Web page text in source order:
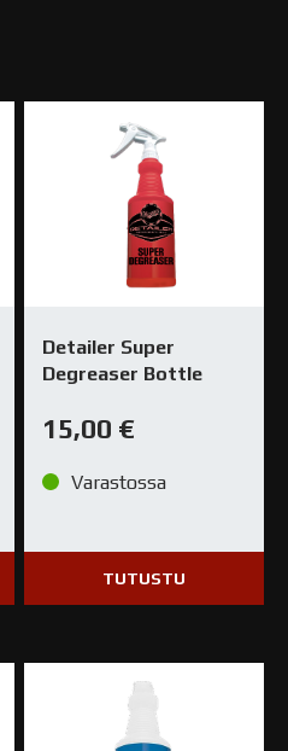
Detailer Super
Degreaser Bottle
15,00 €
Varastossa
TUTUSTU